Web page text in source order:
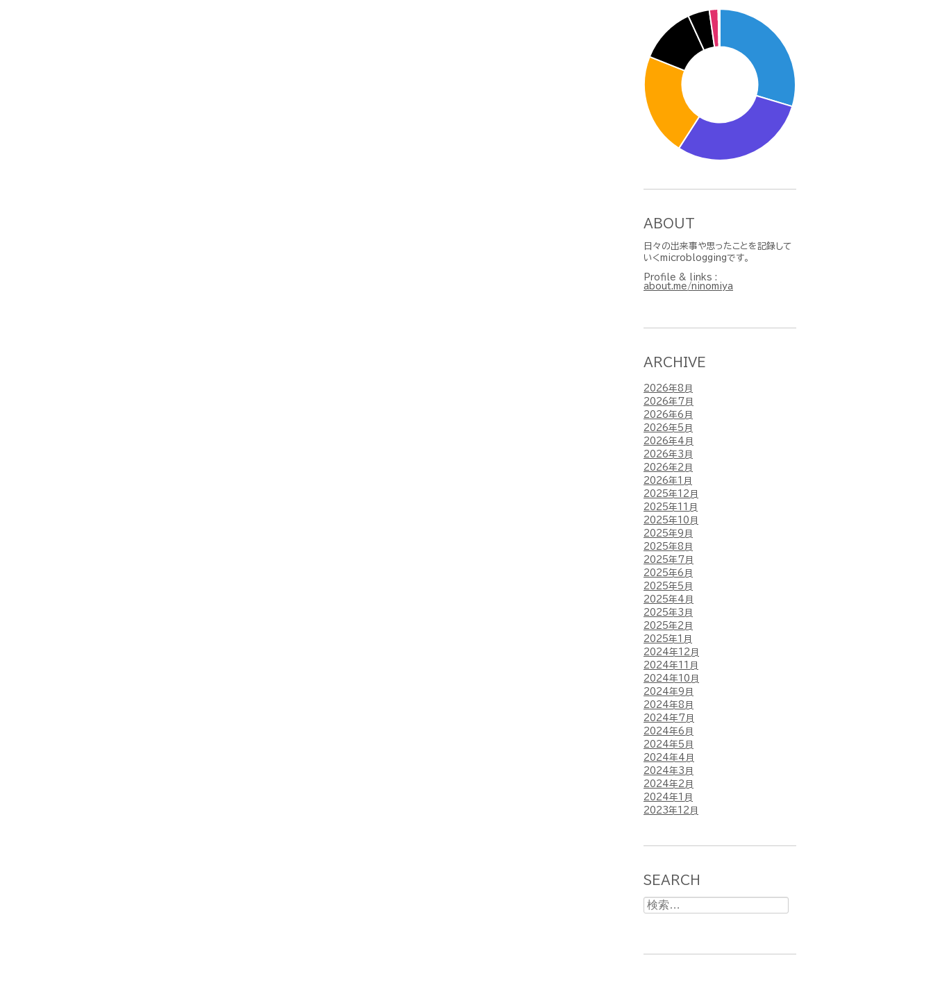
ABOUT
日々の出来事や思ったことを記録して
いくmicrobloggingです。
Profile & links :
about.me/ninomiya
ARCHIVE
2026年8月
2026年7月
2026年6月
2026年5月
2026年4月
2026年3月
2026年2月
2026年1月
2025年12月
2025年11月
2025年10月
2025年9月
2025年8月
2025年7月
2025年6月
2025年5月
2025年4月
2025年3月
2025年2月
2025年1月
2024年12月
2024年11月
2024年10月
2024年9月
2024年8月
2024年7月
2024年6月
2024年5月
2024年4月
2024年3月
2024年2月
2024年1月
2023年12月
SEARCH
検
索: